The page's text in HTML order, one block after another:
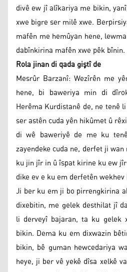
divê ew jî alîkariya me bikin,
xwe bigre ser milê xwe.
mafên me hemûyan hene,
dabînkirina mafên xwe pêk bînin.
Rola jinan di qada giştî de
Mesrûr Barzanî: Wezîrên me
hene, bi baweriya min di
Herêma Kurdistanê de, ne tenê
ser astên cuda yên hikûmet û
di wê baweriyê de me ku
zayendeke cuda ne, derfet ji
ku jin jîr in û îspat kirine ku ew
dike ev e ku em derfetên
Ji ber ku em ji bo pirrengkirina
dixebitin, me gelek desthilat jî
li derveyî bajaran, ta ku gelek
bikin. Dema ku em dixwazin
bikin, bê guman hewcedariya
heye, ji ber vê yekê dîsa xelkê